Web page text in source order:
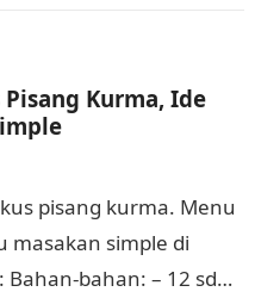
Kurma, Ide
pisang kurma. Menu
masakan simple di
bahan: – 12 sdm